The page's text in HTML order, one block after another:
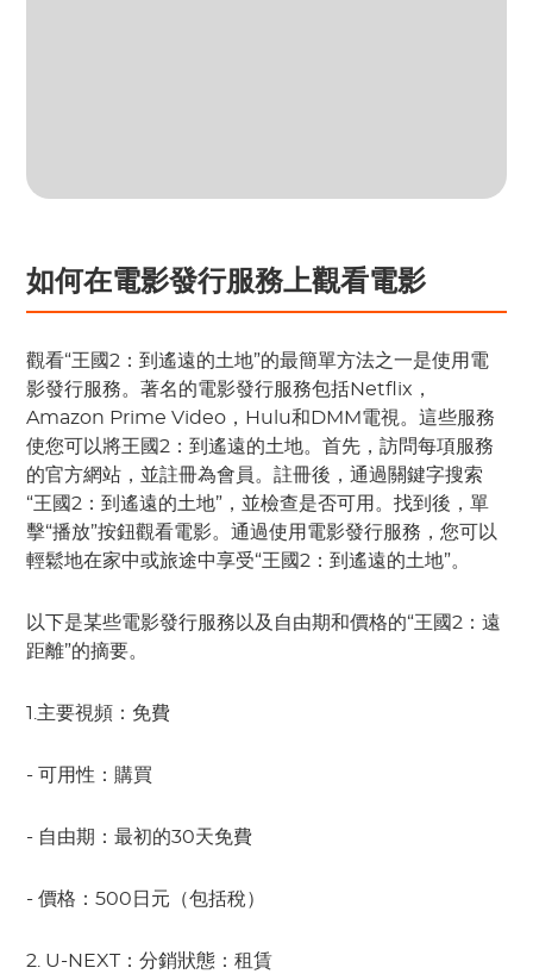
如何在電影發行服務上觀看電影
觀看“王國2：到遙遠的土地”的最簡單方法之一是使用電
影發行服務。著名的電影發行服務包括Netflix，
Amazon Prime Video，Hulu和DMM電視。這些服務
使您可以將王國2：到遙遠的土地。首先，訪問每項服務
的官方網站，並註冊為會員。註冊後，通過關鍵字搜索
“王國2：到遙遠的土地”，並檢查是否可用。找到後，單
擊“播放”按鈕觀看電影。通過使用電影發行服務，您可以
輕鬆地在家中或旅途中享受“王國2：到遙遠的土地”。
以下是某些電影發行服務以及自由期和價格的“王國2：遠
距離”的摘要。
1.主要視頻：免費
- 可用性：購買
- 自由期：最初的30天免費
- 價格：500日元（包括稅）
2. U-NEXT：分銷狀態：租賃